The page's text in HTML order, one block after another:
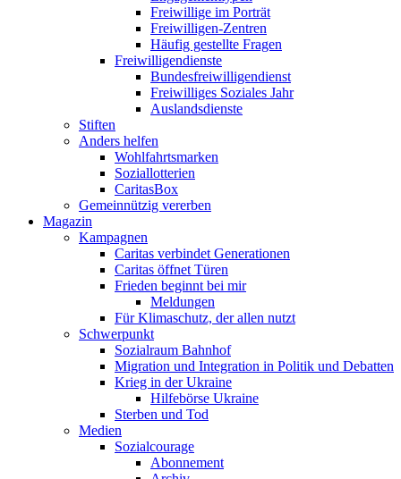
Freiwillige im Porträt
Freiwilligen-Zentren
Häufig gestellte Fragen
Freiwilligendienste
Bundesfreiwilligendienst
Freiwilliges Soziales Jahr
Auslandsdienste
Stiften
Anders helfen
Wohlfahrtsmarken
Soziallotterien
CaritasBox
Gemeinnützig vererben
Magazin
Kampagnen
Caritas verbindet Generationen
Caritas öffnet Türen
Frieden beginnt bei mir
Meldungen
Für Klimaschutz, der allen nutzt
Schwerpunkt
Sozialraum Bahnhof
Migration und Integration in Politik und Debatten
Krieg in der Ukraine
Hilfebörse Ukraine
Sterben und Tod
Medien
Sozialcourage
Abonnement